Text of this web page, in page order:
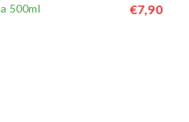
500ml €7,90